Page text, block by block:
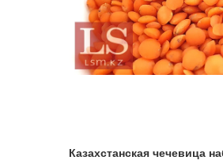
Казахстанская чечевица